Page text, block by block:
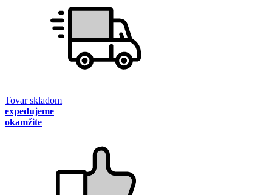
Tovar skladom
expedujeme
okamžite